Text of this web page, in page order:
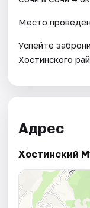
Место
Успейте
Хостинского
Адрес
Хостинский